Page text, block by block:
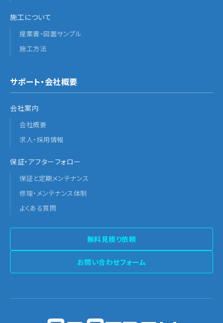
施工について
提案書・図面サンプル
施工方法
サポート・会社概要
会社案内
会社概要
求人・採用情報
保証・アフターフォロー
保証と定期メンテナンス
修理・メンテナンス体制
よくある質問
無料見積り依頼
お問い合わせフォーム